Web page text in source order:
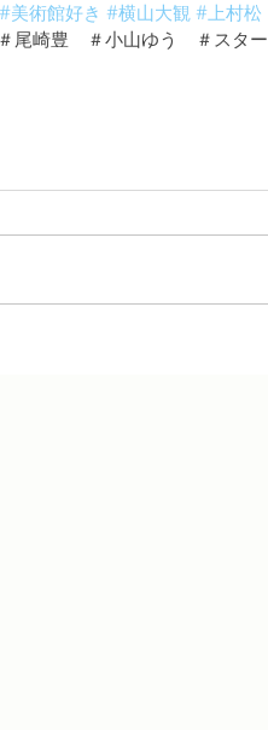
#美術館好き #横山大観 #上村松
尾崎豊　＃小山ゆう　＃スター